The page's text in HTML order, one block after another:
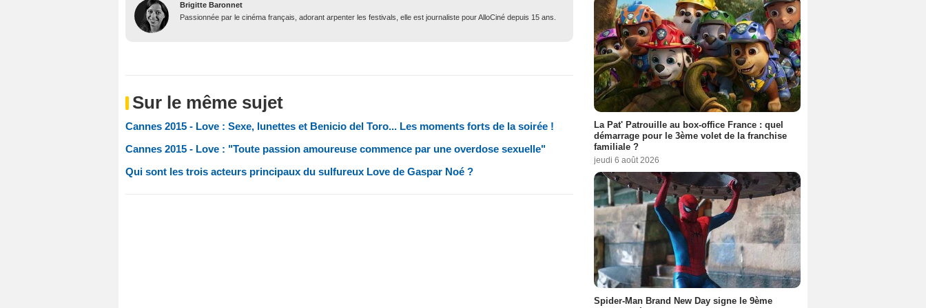
Brigitte Baronnet
Passionnée par le cinéma français, adorant arpenter les festivals, elle est journaliste pour AlloCiné depuis 15 ans.
Sur le même sujet
Cannes 2015 - Love : Sexe, lunettes et Benicio del Toro... Les moments forts de la soirée !
Cannes 2015 - Love : "Toute passion amoureuse commence par une overdose sexuelle"
Qui sont les trois acteurs principaux du sulfureux Love de Gaspar Noé ?
La Pat' Patrouille au box-office France : quel
démarrage pour le 3ème volet de la franchise
familiale ?
jeudi 6 août 2026
Spider-Man Brand New Day signe le 9ème